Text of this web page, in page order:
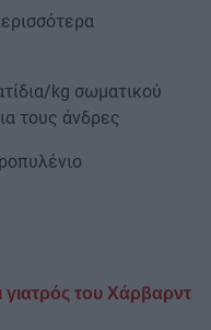
kg σωματικού
τους άνδρες
γιατρός του Χάρβαρντ